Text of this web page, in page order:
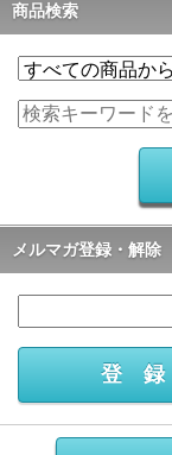
商品検索
メルマガ登録・解除